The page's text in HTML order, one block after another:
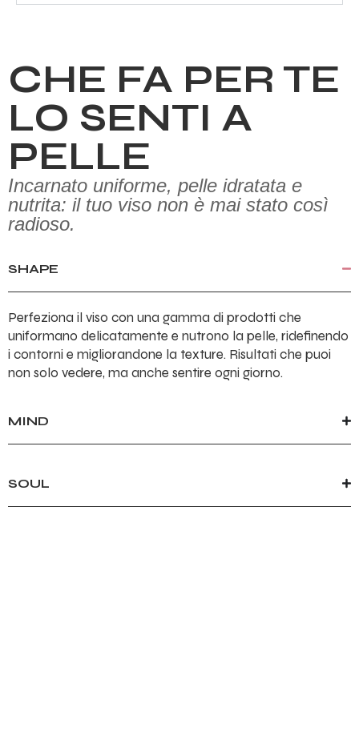
CHE FA PER TE
LO SENTI A
PELLE
Incarnato uniforme, pelle idratata e
nutrita: il tuo viso non è mai stato così
radioso.
SHAPE
Perfeziona il viso con una gamma di prodotti che
uniformano delicatamente e nutrono la pelle, ridefinendo
i contorni e migliorandone la texture. Risultati che puoi
non solo vedere, ma anche sentire ogni giorno.
MIND
SOUL